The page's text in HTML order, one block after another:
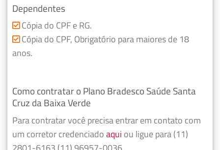
Dependentes
Cópia do CPF e RG.
Cópia do CPF, Obrigatório para maiores de 18
anos.
Como contratar o Plano Bradesco Saúde Santa
Cruz da Baixa Verde
Para contratar você precisa entrar em contato com
um corretor credenciadoaqui ou ligue para (11)